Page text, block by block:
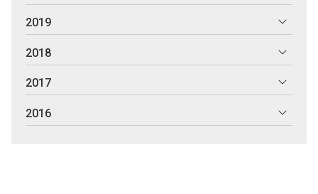
2019
2018
2017
2016